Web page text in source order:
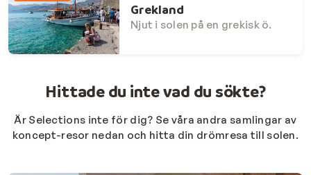
Grekland
Njut i solen på en grekisk ö.
Hittade du inte vad du sökte?
Är Selections inte för dig? Se våra andra samlingar av
koncept-resor nedan och hitta din drömresa till solen.